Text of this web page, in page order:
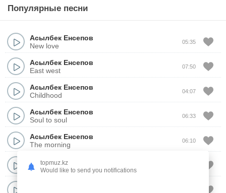
Популярные песни
Асылбек Енсепов
New love
05:35
Асылбек Енсепов
East west
07:50
Асылбек Енсепов
Childhood
04:07
Асылбек Енсепов
Soul to soul
06:33
Асылбек Енсепов
The morning
06:10
Асылбек Енсепов
Without words
topmuz.kz
Would like to send you notifications